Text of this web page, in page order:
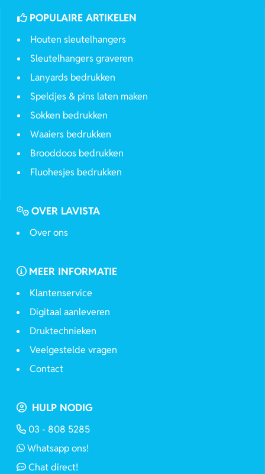
POPULAIRE ARTIKELEN
Houten sleutelhangers
Sleutelhangers graveren
Lanyards bedrukken
Speldjes & pins laten maken
Sokken bedrukken
Waaiers bedrukken
Brooddoos bedrukken
Fluohesjes bedrukken
OVER LAVISTA
Over ons
MEER INFORMATIE
Klantenservice
Digitaal aanleveren
Druktechnieken
Veelgestelde vragen
Contact
HULP NODIG
03 - 808 5285
Whatsapp ons!
Chat direct!